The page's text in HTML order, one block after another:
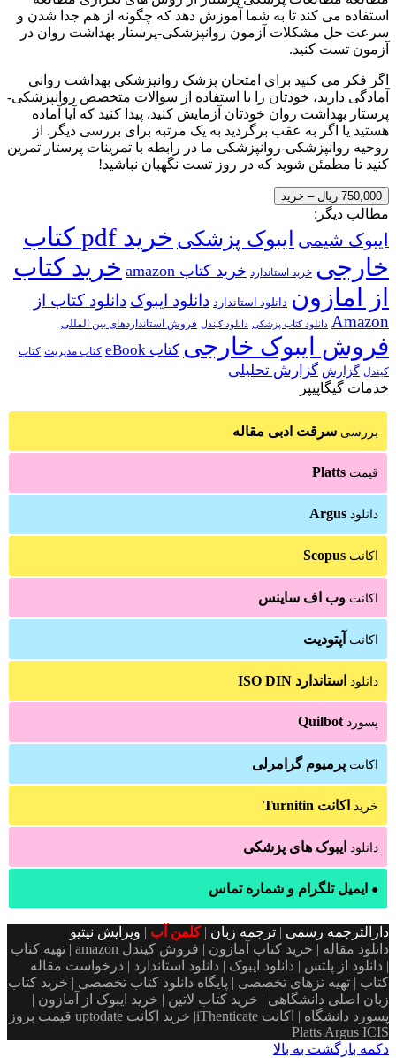
تا به شما آموزش دهد که چگونه از هم جدا شدن و
آزمون روانپزشکی-پرستار بهداشت روان در
برای امتحان پزشک روانپزشکی بهداشت روانی
خودتان را با استفاده از سوالات متخصص روانپزشکی-
خودتان آزمایش کنید. پیدا کنید که آیا آماده
عقب برگردید به یک مرتبه برای بررسی دیگر. از
روانپزشکی ما در رابطه با تمرینات پرستار تمرین
شوید که در روز تست نگهبان نباشید!
ایبوک پزشکی خرید pdf کتاب
استاندارد خرید کتاب amazon
خرید کتاب
دانلود استاندارد دانلود ایبوک دانلود کتاب از
کتاب پزشکی دانلود کیندل فروش استانداردهای بین المللی
خارجی کتاب eBook کتاب مدیریت کتاب
تحلیلی
ادبی مقاله
ساینس
گرامرلی
پزشکی
و شماره تماس
|ترجمه زبان| کلمن آب | ویرایش نیتیو|
دانلود مقاله | خرید کتاب آمازون | فروش کیندل amazon | تهیه کتاب
| دانلود ایبوک | دانلود استاندارد | درخواست مقاله
تخصصی | پایگاه دانلود کتاب تخصصی | خرید کتاب
| خرید کتاب لاتین | خرید ایبوک از آمازون |
پسورد دانشگاه | اکانت iThenticate| خريد اكانت uptodate قیمت بروز
بالا